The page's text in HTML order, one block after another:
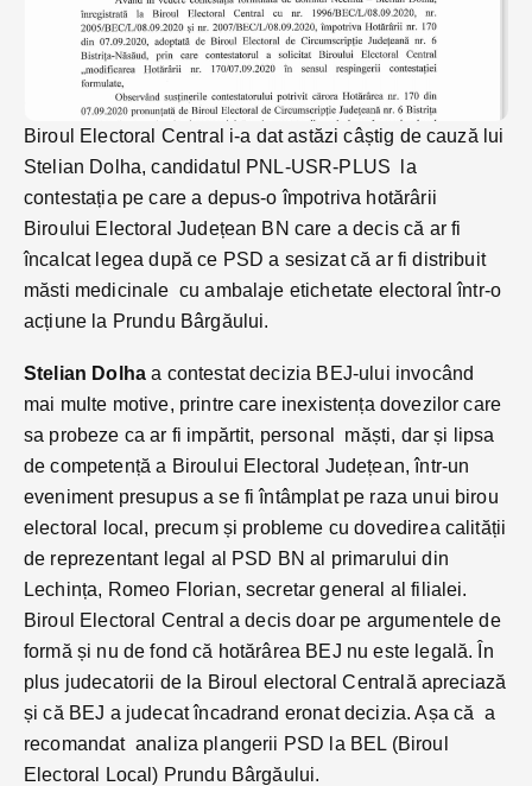
Biroul Electoral Central i-a dat astăzi câștig de cauză lui
Stelian Dolha, candidatul PNL-USR-PLUS la
contestația pe care a depus-o împotriva hotărârii
Biroului Electoral Județean BN care a decis că ar fi
încalcat legea după ce PSD a sesizat că ar fi distribuit
măsti medicinale cu ambalaje etichetate electoral într-o
acțiune la Prundu Bârgăului.
Stelian Dolha a contestat decizia BEJ-ului invocând
mai multe motive, printre care inexistența dovezilor care
sa probeze ca ar fi impărtit, personal măști, dar și lipsa
de competență a Biroului Electoral Județean, într-un
eveniment presupus a se fi întâmplat pe raza unui birou
electoral local, precum și probleme cu dovedirea calității
de reprezentant legal al PSD BN al primarului din
Lechința, Romeo Florian, secretar general al filialei.
Biroul Electoral Central a decis doar pe argumentele de
formă și nu de fond că hotărârea BEJ nu este legală. În
plus judecatorii de la Biroul electoral Centrală apreciază
și că BEJ a judecat încadrand eronat decizia. Așa că a
recomandat analiza plangerii PSD la BEL (Biroul
Electoral Local) Prundu Bârgăului.